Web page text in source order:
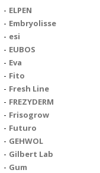
ELPEN
Embryolisse
esi
EUBOS
Eva
Fito
Fresh Line
FREZYDERM
Frisogrow
Futuro
GEHWOL
Gilbert Lab
Gum